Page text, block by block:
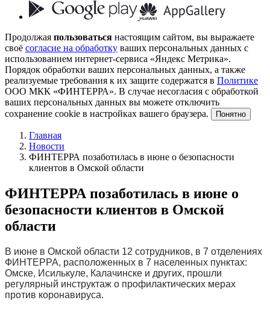
Продолжая пользоваться настоящим сайтом, вы выражаете
своё согласие на обработку ваших персональных данных с
использованием интернет-сервиса «Яндекс Метрика».
Порядок обработки ваших персональных данных, а также
реализуемые требования к их защите содержатся в Политике
ООО МКК «ФИНТЕРРА». В случае несогласия с обработкой
ваших персональных данных вы можете отключить
сохранение cookie в настройках вашего браузера.
Понятно
Главная
Новости
ФИНТЕРРА позаботилась в июне о безопасности
клиентов в Омской области
ФИНТЕРРА позаботилась в июне о
безопасности клиентов в Омской
области
В июне в Омской области 12 сотрудников, в 7 отделениях
ФИНТЕРРА, расположенных в 7 населенных пунктах:
Омске, Исилькуле, Калачинске и других, прошли
регулярный инструктаж о профилактических мерах
против коронавируса.